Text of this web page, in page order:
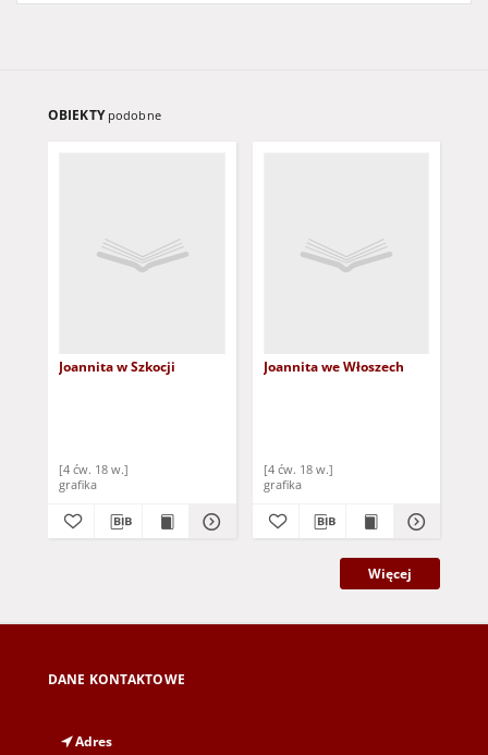
OBIEKTY podobne
Joannita w Szkocji
[4 ćw. 18 w.]
grafika
Joannita we Włoszech
[4 ćw. 18 w.]
grafika
Więcej
DANE KONTAKTOWE
Adres